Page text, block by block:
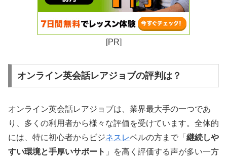
[PR]
オンライン英会話レアジョブの評判は？
オンライン英会話レアジョブは、業界最大手の一つであ
り、多くの利用者から様々な評価を受けています。全体的
には、特に初心者からビジネスレベルの方まで「 継続しや
すい環境と手厚いサポート 」を高く評価する声が多い一方